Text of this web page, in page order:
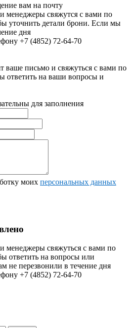
вам на почту
менеджеры свяжутся с вами по
уточнить детали брони. Если мы
дня
+7 (4852) 72-64-70
письмо и свяжуться с вами по
ответить на ваши вопросы и
для заполнения
моих персональных данных
менеджеры свяжуться с вами по
ответить на вопросы или
не перезвонили в течение дня
+7 (4852) 72-64-70